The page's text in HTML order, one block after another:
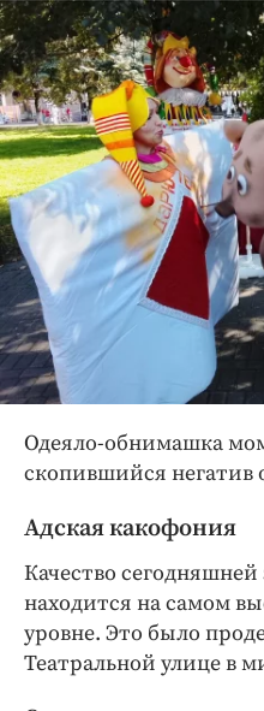
Одеяло-обнимашка
скопившийся негатив
Адская какофония
Качество
находится на самом
уровне. Это было
Театральной улице в